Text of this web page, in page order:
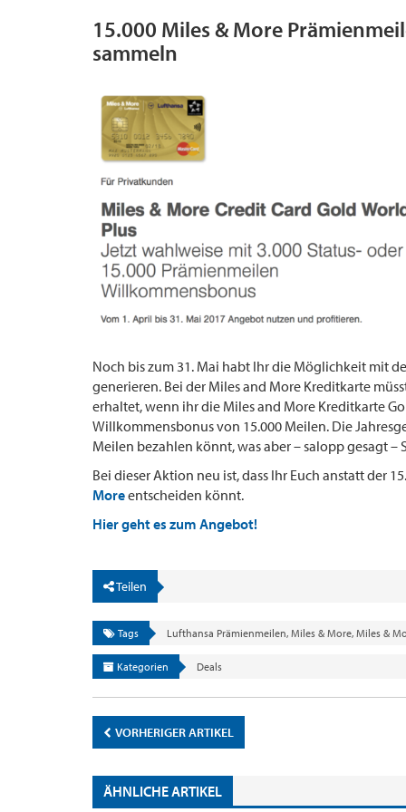
15.000 Miles & More
sammeln
Noch bis zum 31. Mai habt Ihr die Möglichkeit mit
generieren. Bei der Miles and More Kreditkarte
erhaltet, wenn ihr die Miles and More Kreditkarte
Willkommensbonus von 15.000 Meilen. Die
Meilen bezahlen könnt, was aber – salopp gesagt –
Bei dieser Aktion neu ist, dass Ihr Euch anstatt der
Moreentscheiden könnt.
Hier geht es zum Angebot!
Teilen
Tags Lufthansa Prämienmeilen, Miles & More, Miles &
Kategorien Deals
VORHERIGER ARTIKEL
ÄHNLICHE ARTIKEL